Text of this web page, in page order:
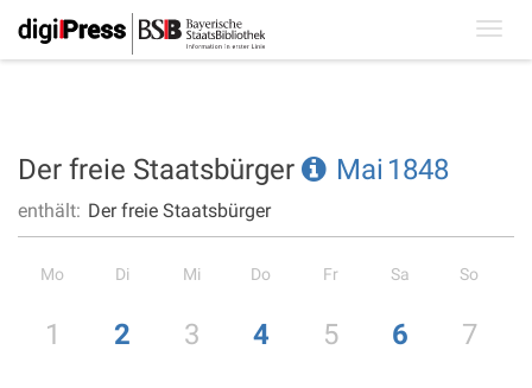
Der freie Staatsbürger Mai 1848
enthält: Der freie Staatsbürger
Mo Di Mi Do Fr Sa So
1 2 3 4 5 6 7